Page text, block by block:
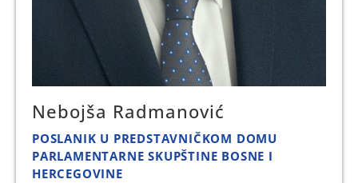
Nebojša Radmanović
POSLANIK U PREDSTAVNIČKOM DOMU
PARLAMENTARNE SKUPŠTINE BOSNE I
HERCEGOVINE